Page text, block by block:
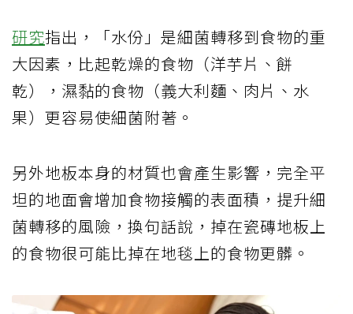
研究指出，「水份」是細菌轉移到食物的重
大因素，比起乾燥的食物（洋芋片、餅
乾），濕黏的食物（義大利麵、肉片、水
果）更容易使細菌附著。
另外地板本身的材質也會產生影響，完全平
坦的地面會增加食物接觸的表面積，提升細
菌轉移的風險，換句話說，掉在瓷磚地板上
的食物很可能比掉在地毯上的食物更髒。